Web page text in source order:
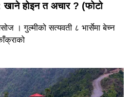
होइन त अचार ? (फोटो
। गुल्मीको सत्यवती ८ भार्सेमा बेच्न